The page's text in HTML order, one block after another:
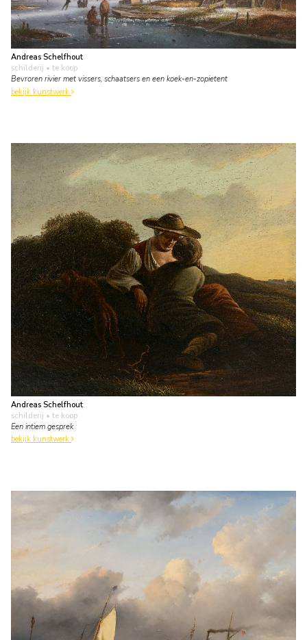
Andreas Schelfhout
schilderij • te koop
Bevroren rivier met vissers, schaatsers en een koek-en-zopietent
bekijk kunstwerk
Andreas Schelfhout
schilderij • te koop
Een intiem gesprek
bekijk kunstwerk